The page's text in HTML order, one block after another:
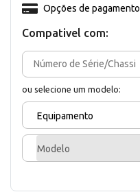
Compativel com:
ou selecione um modelo:
Equipamento
Modelo
Opções de pagamento